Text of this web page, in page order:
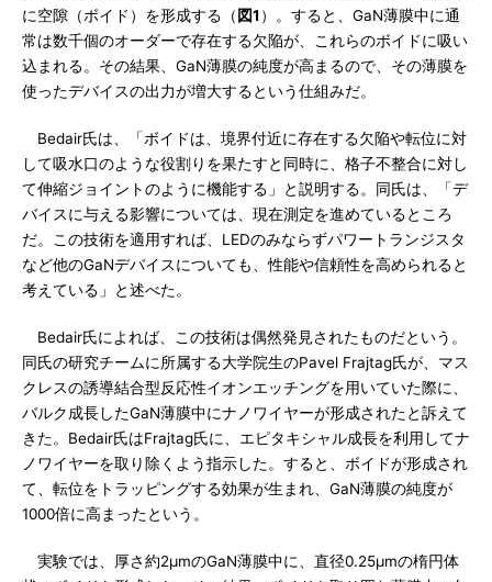
に空隙（ボイド）を形成する（ 図1 ）。すると、GaN薄膜中に通
常は数千個のオーダーで存在する欠陥が、これらのボイドに吸い
込まれる。その結果、GaN薄膜の純度が高まるので、その薄膜を
使ったデバイスの出力が増大するという仕組みだ。
Bedair氏は、「ボイドは、境界付近に存在する欠陥や転位に対
して吸水口のような役割りを果たすと同時に、格子不整合に対し
て伸縮ジョイントのように機能する」と説明する。同氏は、「デ
バイスに与える影響については、現在測定を進めているところ
だ。この技術を適用すれば、LEDのみならずパワートランジスタ
など他のGaNデバイスについても、性能や信頼性を高められると
考えている」と述べた。
Bedair氏によれば、この技術は偶然発見されたものだという。
同氏の研究チームに所属する大学院生のPavel Frajtag氏が、マス
クレスの誘導結合型反応性イオンエッチングを用いていた際に、
バルク成長したGaN薄膜中にナノワイヤーが形成されたと訴えて
きた。Bedair氏はFrajtag氏に、エピタキシャル成長を利用してナ
ノワイヤーを取り除くよう指示した。すると、ボイドが形成され
て、転位をトラッピングする効果が生まれ、GaN薄膜の純度が
1000倍に高まったという。
実験では、厚さ約2μmのGaN薄膜中に、直径0.25μmの楕円体